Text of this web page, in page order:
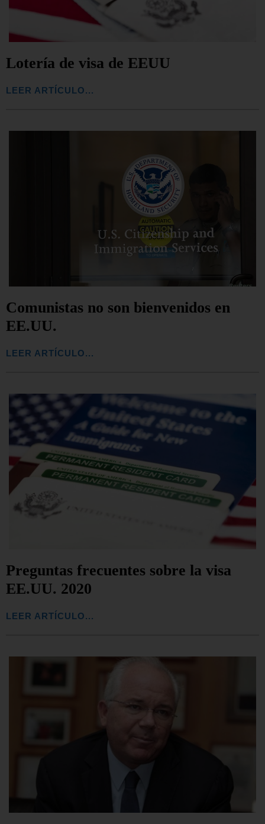
Lotería de visa de EEUU
LEER ARTÍCULO...
Comunistas no son bienvenidos en
EE.UU.
LEER ARTÍCULO...
Preguntas frecuentes sobre la visa
EE.UU. 2020
LEER ARTÍCULO...